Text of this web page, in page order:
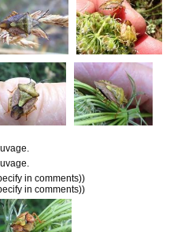
in comments))
in comments))